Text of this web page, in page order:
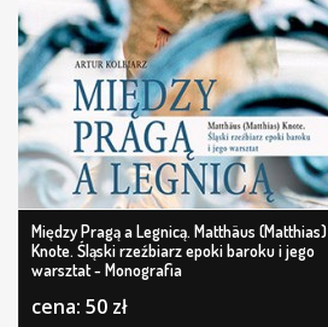
Między Pragą a Legnicą. Matthäus (Matthias)
Knote. Śląski rzeźbiarz epoki baroku i jego
warsztat - Monografia
cena: 50 zł